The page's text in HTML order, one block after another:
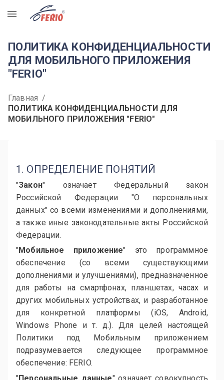
R
ПОЛИТИКА КОНФИДЕНЦИАЛЬНОСТИ
ДЛЯ МОБИЛЬНОГО ПРИЛОЖЕНИЯ
"FERIO"
Главная /
ПОЛИТИКА КОНФИДЕНЦИАЛЬНОСТИ ДЛЯ
МОБИЛЬНОГО ПРИЛОЖЕНИЯ "FERIO"
1. ОПРЕДЕЛЕНИЕ ПОНЯТИЙ
"Закон" означает Федеральный закон
Российской Федерации "О персональных
данных" со всеми изменениями и дополнениями,
а также иные законодательные акты Российской
Федерации.
"Мобильное приложение" это программное
обеспечение (со всеми существующими
дополнениями и улучшениями), предназначенное
для работы на смартфонах, планшетах, часах и
других мобильных устройствах, и разработанное
для конкретной платформы (iOS, Android,
Windows Phone и т. д.). Для целей настоящей
Политики под Мобильным приложением
подразумевается следующее программное
обеспечение: FERIO.